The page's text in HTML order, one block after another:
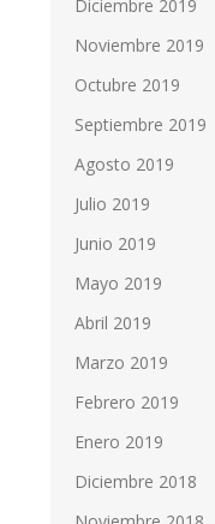
Diciembre 2019
Noviembre 2019
Octubre 2019
Septiembre 2019
Agosto 2019
Julio 2019
Junio 2019
Mayo 2019
Abril 2019
Marzo 2019
Febrero 2019
Enero 2019
Diciembre 2018